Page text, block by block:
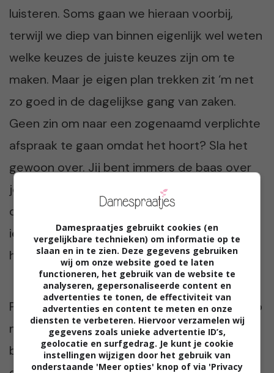
luisteren. Soms gaan we hieraan voorbij,
terwijl we diep van binnen eigenlijk wel weten
welke keuzes de juiste keuzes zijn om te
maken. Maar je eigen plan trekken zit ‘m net
zo goed in de dagelijkse gang van zaken.
Geen zin om naar een zogenaamd verplichte
afspraak te gaan omdat het hoort? Sla het
gewoon over. Jij bent immers de baas over
jouw agenda. Of heb je juist wel zin om de
deur uit te gaan? Ook dit is aan jou! Maak in
ieder geval zoveel mogelijk je eigen keuzes
hierin.
Pak de regie over je leven terug. Dit kun je op
meerdere manieren doen. Wat is voor jou
belangrijk? Wil je duidelijkere levensdoelen
Damespraatjes gebruikt cookies (en
vergelijkbare technieken) om informatie op te
slaan en in te zien. Deze gegevens gebruiken
wij om onze website goed te laten
functioneren, het gebruik van de website te
analyseren, gepersonaliseerde content en
advertenties te tonen, de effectiviteit van
advertenties en content te meten en onze
diensten te verbeteren. Hiervoor verzamelen wij
gegevens zoals unieke advertentie ID’s,
geolocatie en surfgedrag. Je kunt je cookie
instellingen wijzigen door het gebruik van
onderstaande 'Meer opties' knop of via 'Privacy